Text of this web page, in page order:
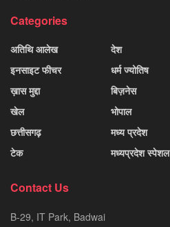
Categories
अतिथि आलेख
इनसाइट फीचर
ख़ास मुद्दा
खेल
छत्तीसगढ़
टेक
देश
धर्म ज्योतिष
बिज़नेस
भोपाल
मध्य प्रदेश
मध्यप्रदेश स्पेशल
Contact Us
B-29, IT Park, Badwai